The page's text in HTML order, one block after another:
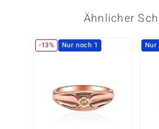
Ähnlicher
-13% Nur noch 1 Nur